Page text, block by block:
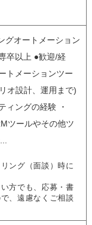
グオートメーション
卒以上 ●歓迎/経
トメーションツー
オ設計、運用まで)
ィングの経験 ・
ツールやその他ツ
ング（面談）時に
方でも、応募・書
、遠慮なくご相談